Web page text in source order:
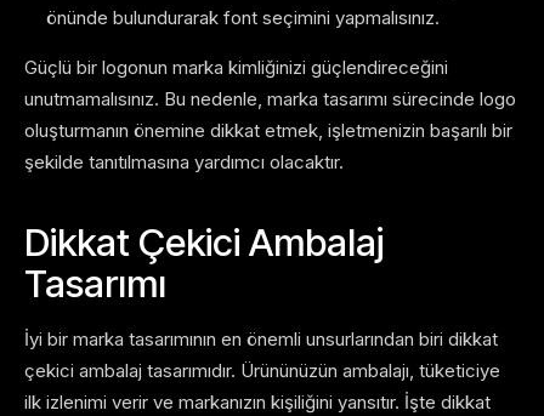
önünde bulundurarak font seçimini yapmalısınız.
Güçlü bir logonun marka kimliğinizi güçlendireceğini
unutmamalısınız. Bu nedenle, marka tasarımı sürecinde logo
oluşturmanın önemine dikkat etmek, işletmenizin başarılı bir
şekilde tanıtılmasına yardımcı olacaktır.
Dikkat Çekici Ambalaj
Tasarımı
İyi bir marka tasarımının en önemli unsurlarından biri dikkat
çekici ambalaj tasarımıdır. Ürününüzün ambalajı, tüketiciye
ilk izlenimi verir ve markanızın kişiliğini yansıtır. İşte dikkat